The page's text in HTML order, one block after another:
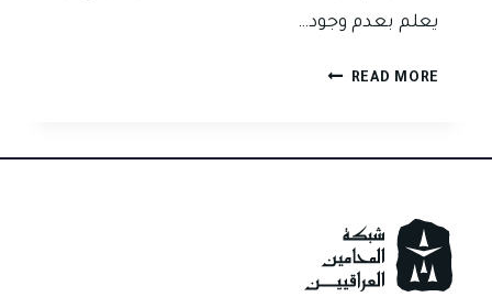
يعلم بعدم وجود…
READ MORE هل
مسؤولية
القانون
العراقي؟